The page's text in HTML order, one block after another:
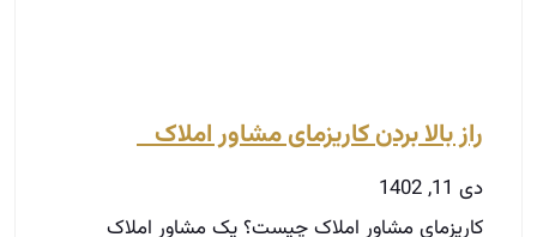
و جذابیت یک مشاور املاک او را از دیگر رقبای خود
متمایز می‌کند. اشخاص با کاریزمای بالا، توانایی جذب
مردم به سوی خود را دارند و می‌توانند مردم را تشویق